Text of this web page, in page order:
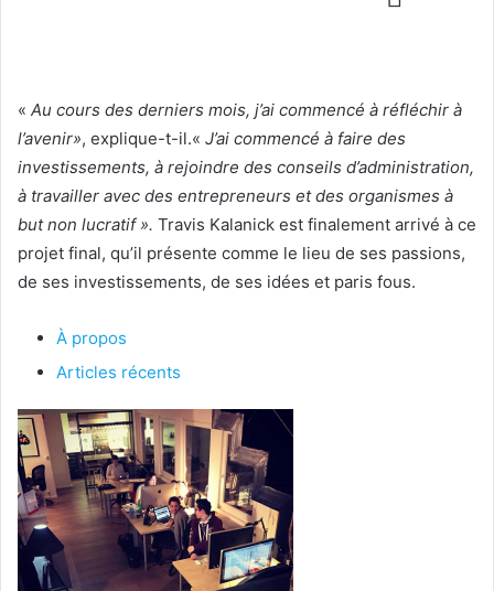
« Au cours des derniers mois, j’ai commencé à réfléchir à
l’avenir», explique-t-il.« J’ai commencé à faire des
investissements, à rejoindre des conseils d’administration,
à travailler avec des entrepreneurs et des organismes à
but non lucratif ». Travis Kalanick est finalement arrivé à ce
projet final, qu’il présente comme le lieu de ses passions,
de ses investissements, de ses idées et paris fous.
À propos
Articles récents